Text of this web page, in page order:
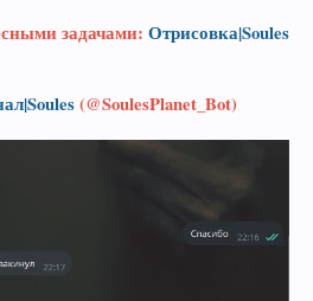
задачами: Отрисовка|Soules
(@SoulesPlanet_Bot)